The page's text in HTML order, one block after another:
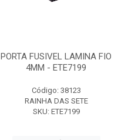
PORTA FUSIVEL LAMINA FIO
4MM - ETE7199
Código: 38123
RAINHA DAS SETE
SKU: ETE7199